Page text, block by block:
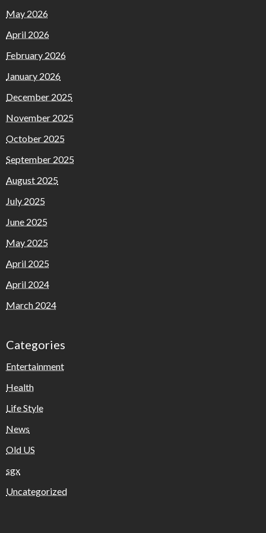
May 2026
April 2026
February 2026
January 2026
December 2025
November 2025
October 2025
September 2025
August 2025
July 2025
June 2025
May 2025
April 2025
April 2024
March 2024
Categories
Entertainment
Health
Life Style
News
Old US
sgx
Uncategorized